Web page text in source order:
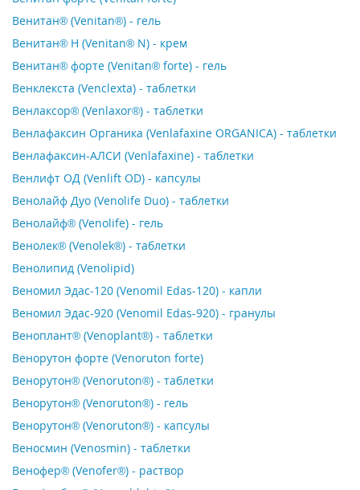
Венитан® (Venitan®) - гель
Венитан® Н (Venitan® N) - крем
Венитан® форте (Venitan® forte) - гель
Венклекста (Venclexta) - таблетки
Венлаксор® (Venlaxor®) - таблетки
Венлафаксин Органика (Venlafaxine ORGANICA) - таблетки
Венлафаксин-АЛСИ (Venlafaxine) - таблетки
Венлифт ОД (Venlift OD) - капсулы
Венолайф Дуо (Venolife Duo) - таблетки
Венолайф® (Venolife) - гель
Венолек® (Venolek®) - таблетки
Венолипид (Venolipid)
Веномил Эдас-120 (Venomil Edas-120) - капли
Веномил Эдас-920 (Venomil Edas-920) - гранулы
Веноплант® (Venoplant®) - таблетки
Венорутон форте (Venoruton forte)
Венорутон® (Venoruton®) - таблетки
Венорутон® (Venoruton®) - гель
Венорутон® (Venoruton®) - капсулы
Веносмин (Venosmin) - таблетки
Венофер® (Venofer®) - раствор